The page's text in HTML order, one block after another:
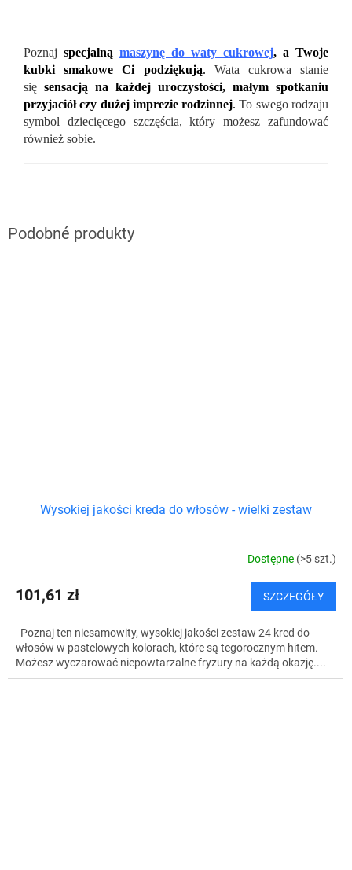
Poznaj specjalną maszynę do waty cukrowej, a Twoje
kubki smakowe Ci podziękują. Wata cukrowa stanie
się sensacją na każdej uroczystości, małym spotkaniu
przyjaciół czy dużej imprezie rodzinnej. To swego rodzaju
symbol dziecięcego szczęścia, który możesz zafundować
również sobie.
Wysokiej jakości kreda do włosów - wielki zestaw
Dostępne (>5 szt.)
101,61 zł SZCZEGÓŁY
Poznaj ten niesamowity, wysokiej jakości zestaw 24 kred do
włosów w pastelowych kolorach, które są tegorocznym hitem.
Możesz wyczarować niepowtarzalne fryzury na każdą okazję....